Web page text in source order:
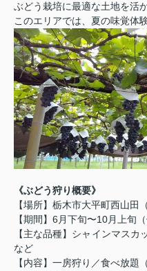
ぶどう栽培に最適な土地を活
このエリアでは、夏の味覚体
《ぶどう狩り概要》
【場所】栃木市大平町西山田
【期間】6月下旬〜10月上旬
【主な品種】シャインマス
など
【内容】一房狩り／食べ放題